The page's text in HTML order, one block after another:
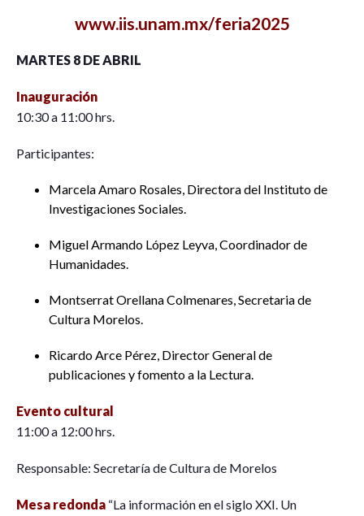
www.iis.unam.mx/feria2025
MARTES 8 DE ABRIL
Inauguración
10:30 a 11:00 hrs.
Participantes:
Marcela Amaro Rosales, Directora del Instituto de
Investigaciones Sociales.
Miguel Armando López Leyva, Coordinador de
Humanidades.
Montserrat Orellana Colmenares, Secretaria de
Cultura Morelos.
Ricardo Arce Pérez, Director General de
publicaciones y fomento a la Lectura.
Evento cultural
11:00 a 12:00 hrs.
Responsable: Secretaría de Cultura de Morelos
Mesa redonda “La información en el siglo XXI. Un